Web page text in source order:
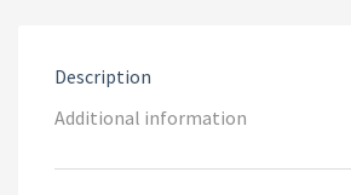
Description
Additional information